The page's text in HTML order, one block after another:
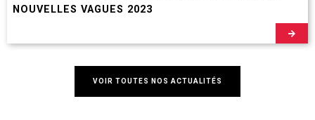
NOUVELLES VAGUES 2023
VOIR TOUTES NOS ACTUALITÉS